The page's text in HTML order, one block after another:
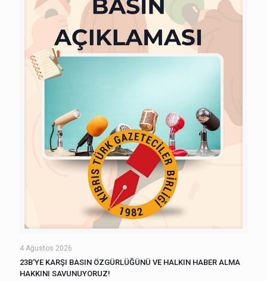
4 Ağustos 2026
23B’YE KARŞI BASIN ÖZGÜRLÜĞÜNÜ VE HALKIN HABER ALMA
HAKKINI SAVUNUYORUZ!